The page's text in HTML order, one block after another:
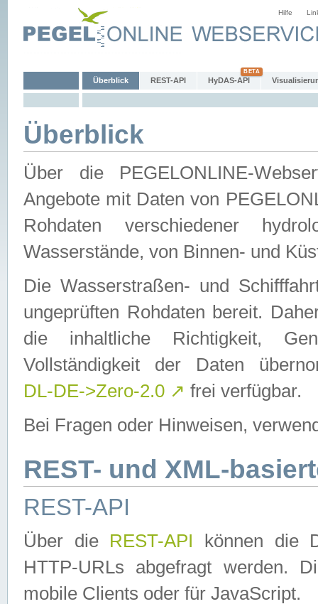
Hilfe
Überblick REST-API HyDAS-API
Überblick
Über die PEGELONLINE-
Angebote mit Daten von
Rohdaten verschiedener
Wasserstände, von Binnen- und
Die Wasserstraßen- und
ungeprüften Rohdaten bereit.
die inhaltliche Richtigkeit,
Vollständigkeit der Daten
DL-DE->Zero-2.0 ↗ frei verfügbar.
Bei Fragen oder Hinweisen,
REST- und XML-
REST-API
Über die REST-API können die
HTTP-URLs abgefragt werden.
mobile Clients oder für JavaScript.